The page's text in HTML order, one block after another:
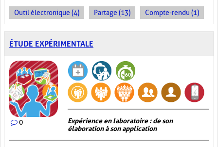
Outil électronique (4) Partage (13) Compte-rendu (1)
ÉTUDE EXPÉRIMENTALE
0
Expérience en laboratoire : de son
élaboration à son application